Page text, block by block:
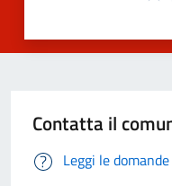
Contatta il
Leggi le